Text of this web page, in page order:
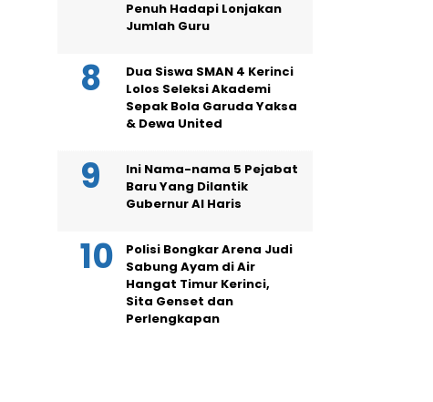
Penuh Hadapi Lonjakan
Jumlah Guru
Dua Siswa SMAN 4 Kerinci
Lolos Seleksi Akademi
Sepak Bola Garuda Yaksa
& Dewa United
Ini Nama-nama 5 Pejabat
Baru Yang Dilantik
Gubernur Al Haris
Polisi Bongkar Arena Judi
Sabung Ayam di Air
Hangat Timur Kerinci,
Sita Genset dan
Perlengkapan